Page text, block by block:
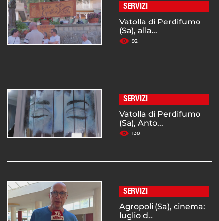
SERVIZI
Vatolla di Perdifumo
(Sa), alla...
92
SERVIZI
Vatolla di Perdifumo
(Sa), Anto...
138
SERVIZI
Agropoli (Sa), cinema:
luglio d...